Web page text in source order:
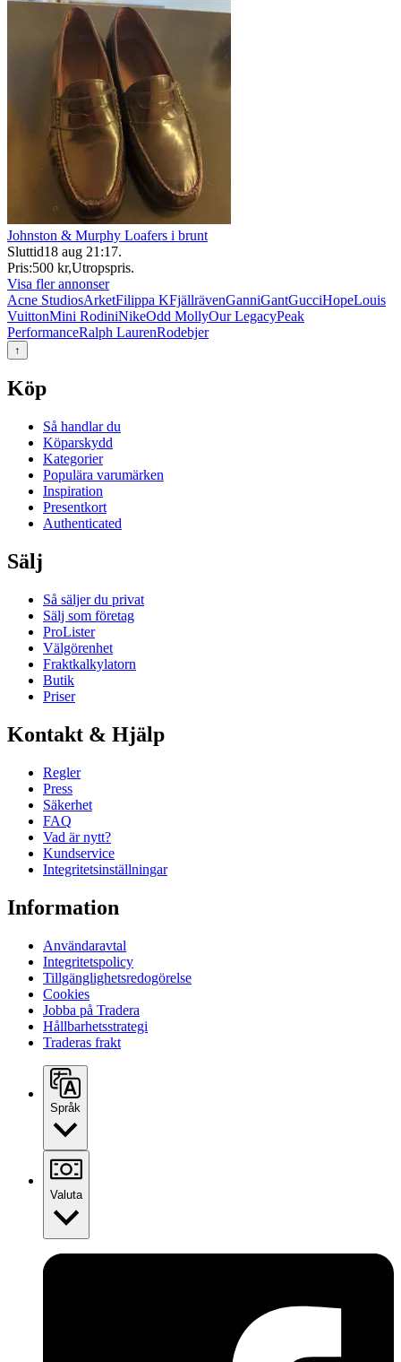
Johnston & Murphy Loafers i brunt
Sluttid18 aug 21:17.
Pris:500 kr,Utropspris.
Visa fler annonser
Acne StudiosArketFilippa KFjällrävenGanniGantGucciHopeLouis
VuittonMini RodiniNikeOdd MollyOur LegacyPeak
PerformanceRalph LaurenRodebjer
↑
Köp
Så handlar du
Köparskydd
Kategorier
Populära varumärken
Inspiration
Presentkort
Authenticated
Sälj
Så säljer du privat
Sälj som företag
ProLister
Välgörenhet
Fraktkalkylatorn
Butik
Priser
Kontakt & Hjälp
Regler
Press
Säkerhet
FAQ
Vad är nytt?
Kundservice
Integritetsinställningar
Information
Användaravtal
Integritetspolicy
Tillgänglighetsredogörelse
Cookies
Jobba på Tradera
Hållbarhetsstrategi
Traderas frakt
Språk
Valuta